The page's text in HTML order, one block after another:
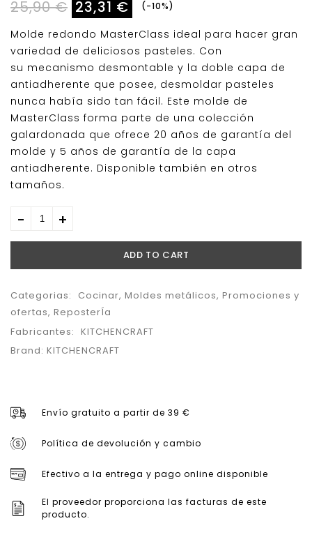
-10%
25,90€ 23,31 €
Molde redondo MasterClass ideal para hacer gran
variedad de deliciosos pasteles. Con
su mecanismo desmontable y la doble capa de
antiadherente que posee, desmoldar pasteles
nunca había sido tan fácil. Este molde de
MasterClass forma parte de una colección
galardonada que ofrece 20 años de garantía del
molde y 5 años de garantía de la capa
antiadherente. Disponible también en otros
tamaños.
ADD TO CART
Categorias: Cocinar, Moldes metálicos, Promociones y
ofertas, ReposterÍa
Fabricantes: KITCHENCRAFT
Brand: KITCHENCRAFT
Envío gratuito a partir de 39 €
Política de devolución y cambio
Efectivo a la entrega y pago online disponible
El proveedor proporciona las facturas de este
producto.